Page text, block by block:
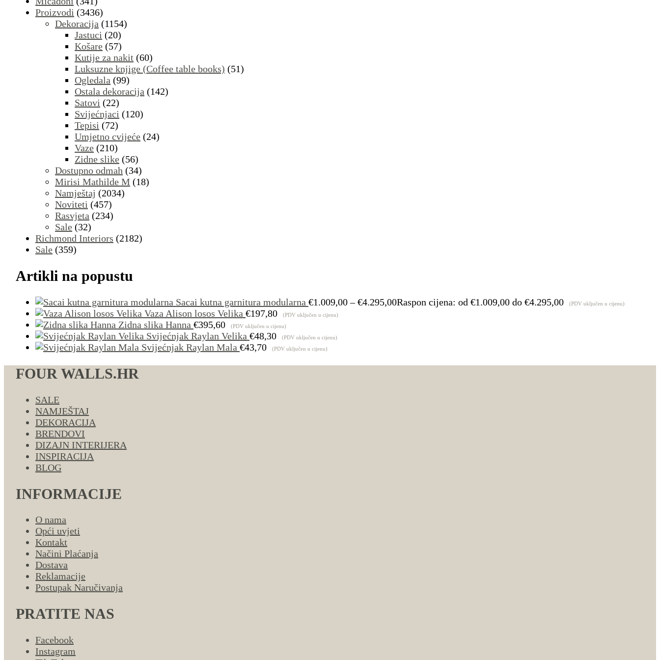
Proizvodi (3436)
Dekoracija (1154)
Jastuci (20)
Košare (57)
Kutije za nakit (60)
Luksuzne knjige (Coffee table books) (51)
Ogledala (99)
Ostala dekoracija (142)
Satovi (22)
Svijećnjaci (120)
Tepisi (72)
Umjetno cvijeće (24)
Vaze (210)
Zidne slike (56)
Dostupno odmah (34)
Mirisi Mathilde M (18)
Namještaj (2034)
Noviteti (457)
Rasvjeta (234)
Sale (32)
Richmond Interiors (2182)
Sale (359)
Artikli na popustu
Sacai kutna garnitura modularna €1.009,00 – €4.295,00Raspon cijena: od €1.009,00 do €4.295,00 (PDV uključen u cijenu)
Vaza Alison losos Velika €197,80 (PDV uključen u cijenu)
Zidna slika Hanna €395,60 (PDV uključen u cijenu)
Svijećnjak Raylan Velika €48,30 (PDV uključen u cijenu)
Svijećnjak Raylan Mala €43,70 (PDV uključen u cijenu)
FOUR WALLS.HR
SALE
NAMJEŠTAJ
DEKORACIJA
BRENDOVI
DIZAJN INTERIJERA
INSPIRACIJA
BLOG
INFORMACIJE
O nama
Opći uvjeti
Kontakt
Načini Plaćanja
Dostava
Reklamacije
Postupak Naručivanja
PRATITE NAS
Facebook
Instagram